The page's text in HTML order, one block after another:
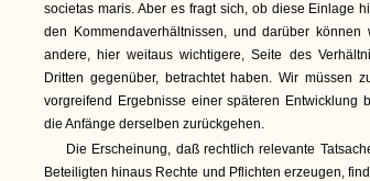
societas maris. Aber es fragt sich, ob diese Einlage
den Kommendaverhältnissen, und darüber
andere, hier weitaus wichtigere, Seite des
Dritten gegenüber, betrachtet haben. Wir müssen
vorgreifend Ergebnisse einer späteren Entwicklung
die Anfänge derselben zurückgehen.
Die Erscheinung, daß rechtlich relevante
Beteiligten hinaus Rechte und Pflichten erzeugen,